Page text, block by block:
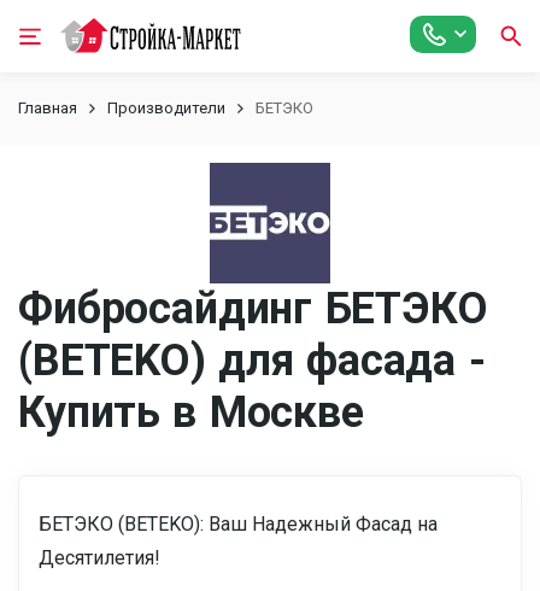
Главная Производители БЕТЭКО
Фибросайдинг БЕТЭКО
(BETEKO) для фасада -
Купить в Москве
БЕТЭКО (BETEKO): Ваш Надежный Фасад на
Десятилетия!